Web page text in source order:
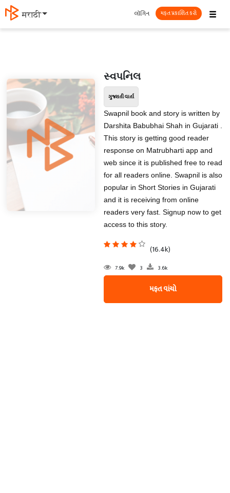
मराठी ☰
લૉગિન મફત પ્રકાશિત કરો
સ્વપનિલ
ગુજરાતી વાર્તા
Swapnil book and story is written by
Darshita Babubhai Shah in Gujarati .
This story is getting good reader
response on Matrubharti app and
web since it is published free to read
for all readers online. Swapnil is also
popular in Short Stories in Gujarati
and it is receiving from online
readers very fast. Signup now to get
access to this story.
(16.4k)
7.9k 3 3.6k
મફત વાંચો